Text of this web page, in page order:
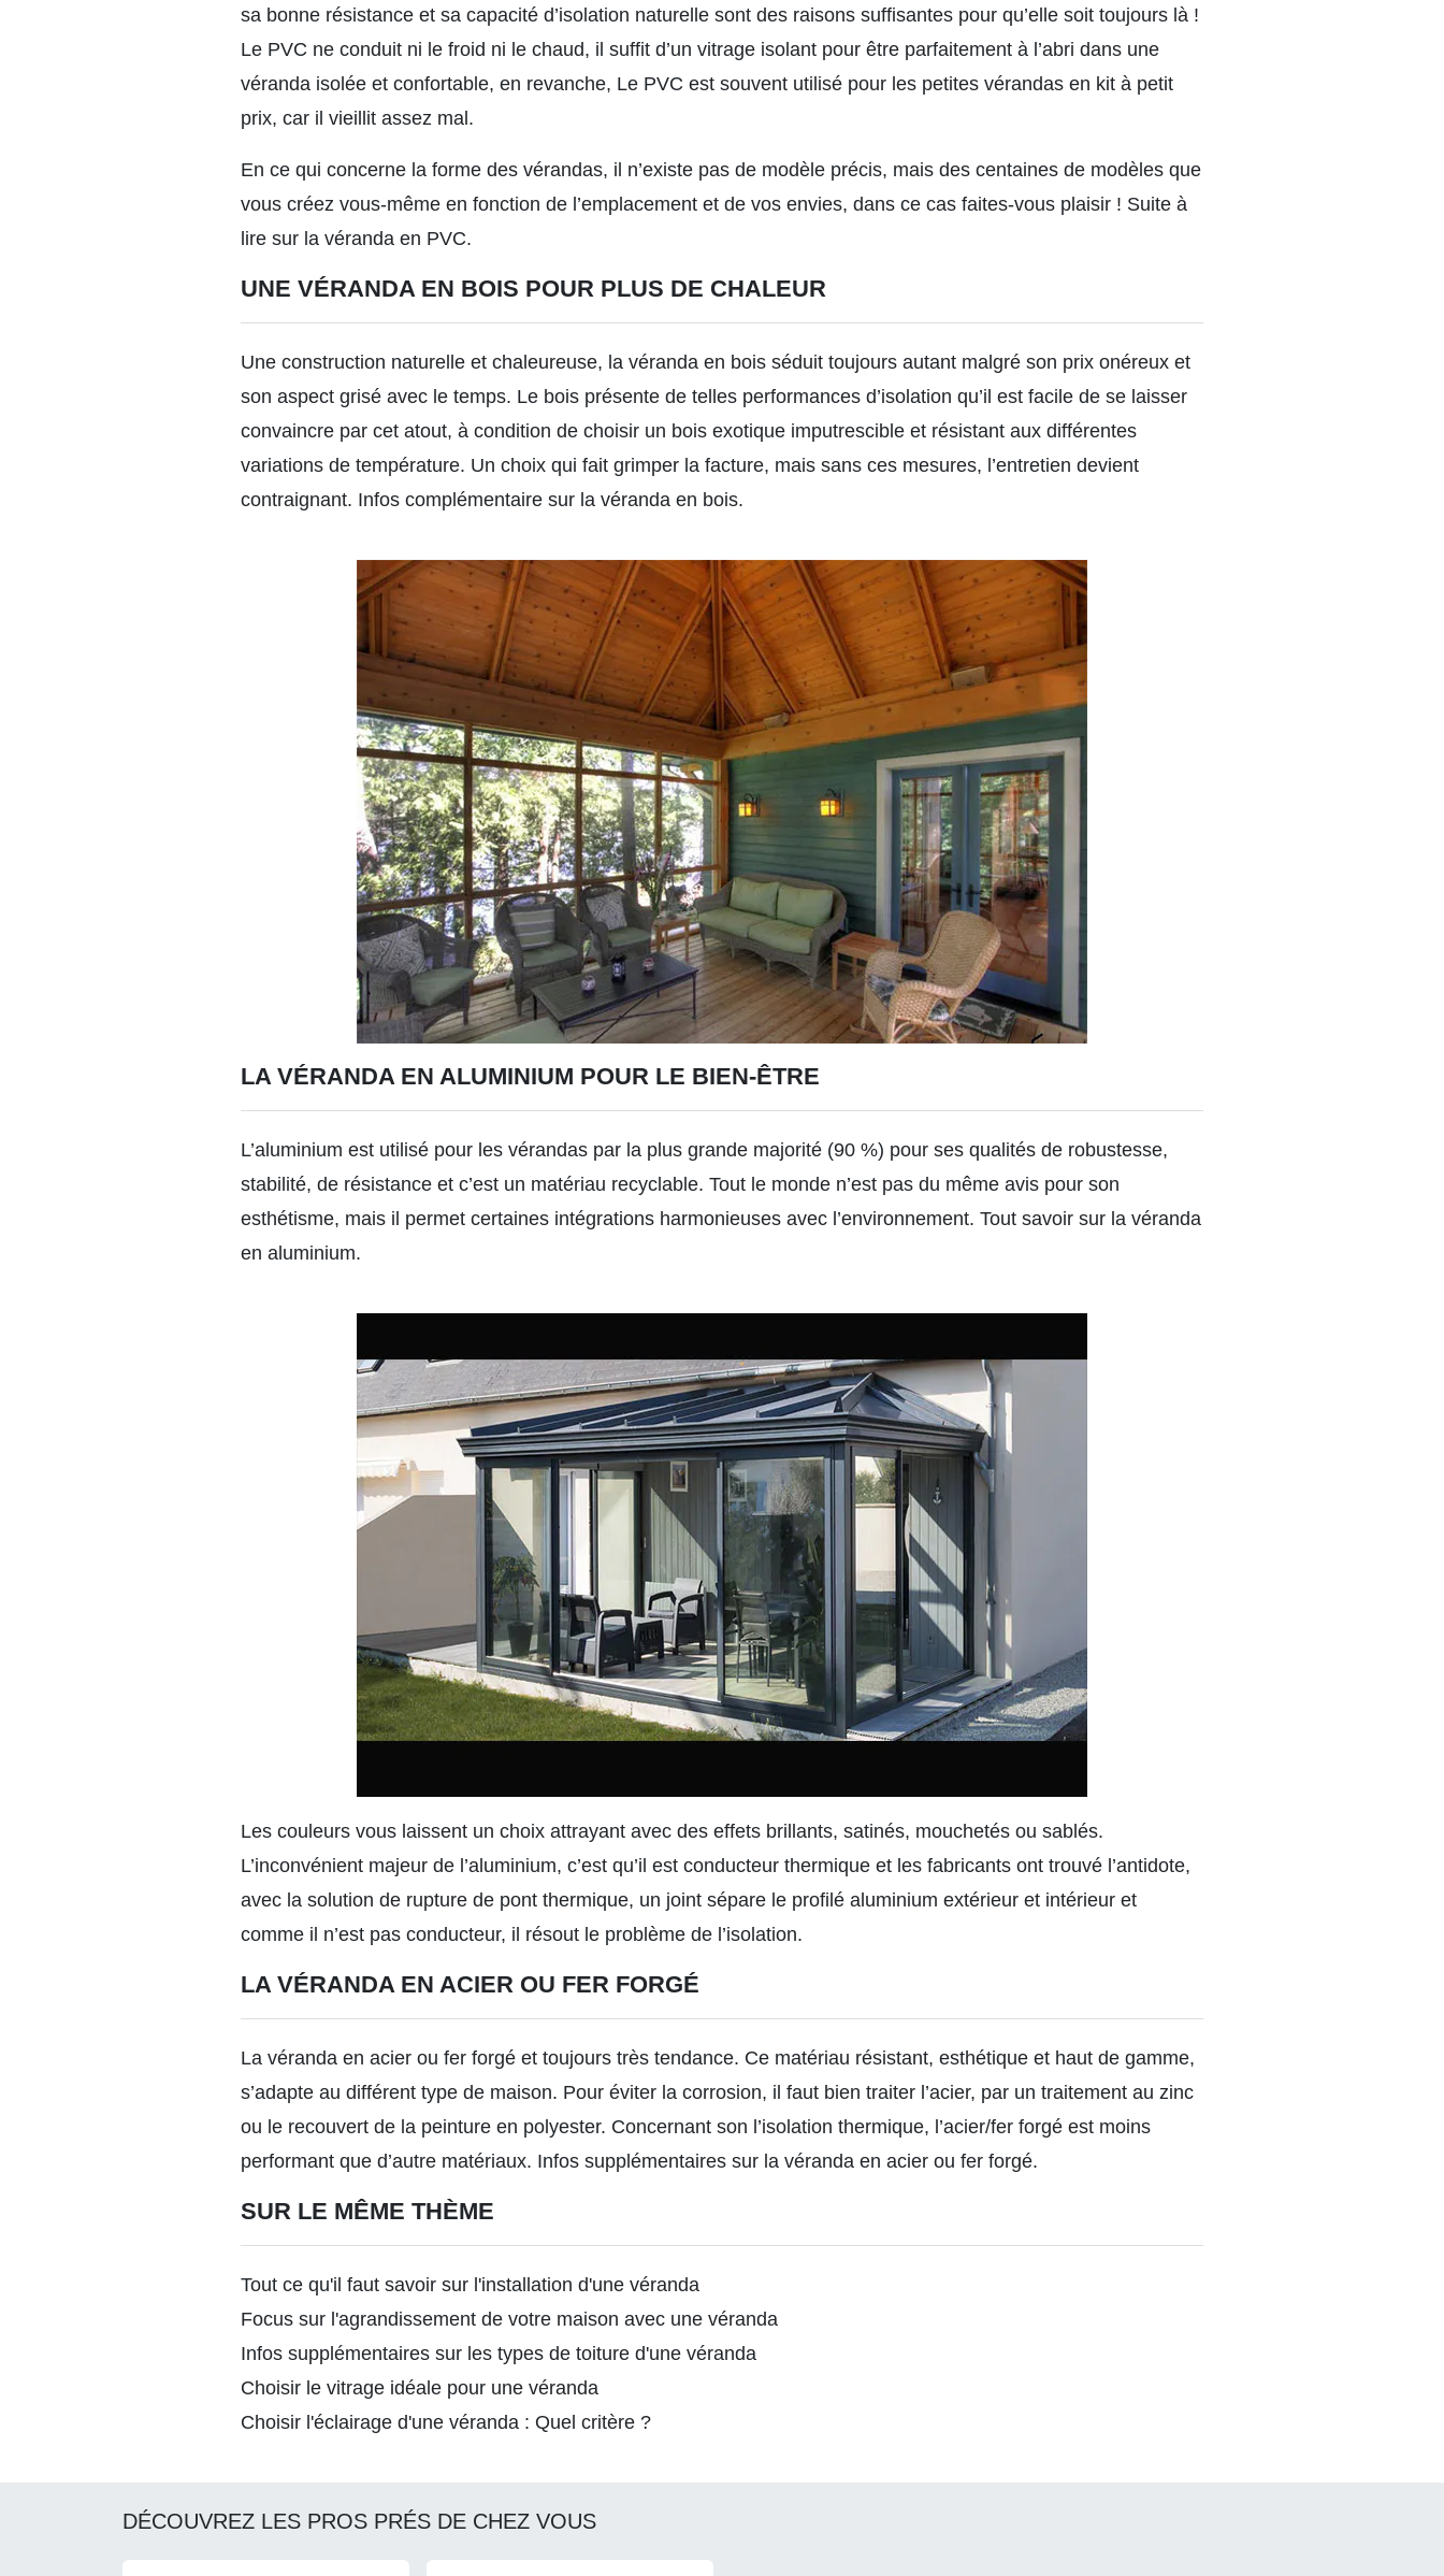
sa bonne résistance et sa capacité d’isolation naturelle sont des raisons suffisantes pour qu’elle soit toujours là !
Le PVC ne conduit ni le froid ni le chaud, il suffit d’un vitrage isolant pour être parfaitement à l’abri dans une
véranda isolée et confortable, en revanche, Le PVC est souvent utilisé pour les petites vérandas en kit à petit
prix, car il vieillit assez mal.
En ce qui concerne la forme des vérandas, il n’existe pas de modèle précis, mais des centaines de modèles que
vous créez vous-même en fonction de l’emplacement et de vos envies, dans ce cas faites-vous plaisir ! Suite à
lire sur la véranda en PVC.
UNE VÉRANDA EN BOIS POUR PLUS DE CHALEUR
Une construction naturelle et chaleureuse, la véranda en bois séduit toujours autant malgré son prix onéreux et
son aspect grisé avec le temps. Le bois présente de telles performances d’isolation qu’il est facile de se laisser
convaincre par cet atout, à condition de choisir un bois exotique imputrescible et résistant aux différentes
variations de température. Un choix qui fait grimper la facture, mais sans ces mesures, l’entretien devient
contraignant. Infos complémentaire sur la véranda en bois.
LA VÉRANDA EN ALUMINIUM POUR LE BIEN-ÊTRE
L’aluminium est utilisé pour les vérandas par la plus grande majorité (90 %) pour ses qualités de robustesse,
stabilité, de résistance et c’est un matériau recyclable. Tout le monde n’est pas du même avis pour son
esthétisme, mais il permet certaines intégrations harmonieuses avec l’environnement. Tout savoir sur la véranda
en aluminium.
Les couleurs vous laissent un choix attrayant avec des effets brillants, satinés, mouchetés ou sablés.
L’inconvénient majeur de l’aluminium, c’est qu’il est conducteur thermique et les fabricants ont trouvé l’antidote,
avec la solution de rupture de pont thermique, un joint sépare le profilé aluminium extérieur et intérieur et
comme il n’est pas conducteur, il résout le problème de l’isolation.
LA VÉRANDA EN ACIER OU FER FORGÉ
La véranda en acier ou fer forgé et toujours très tendance. Ce matériau résistant, esthétique et haut de gamme,
s’adapte au différent type de maison. Pour éviter la corrosion, il faut bien traiter l’acier, par un traitement au zinc
ou le recouvert de la peinture en polyester. Concernant son l’isolation thermique, l’acier/fer forgé est moins
performant que d’autre matériaux. Infos supplémentaires sur la véranda en acier ou fer forgé.
SUR LE MÊME THÈME
Tout ce qu'il faut savoir sur l'installation d'une véranda
Focus sur l'agrandissement de votre maison avec une véranda
Infos supplémentaires sur les types de toiture d'une véranda
Choisir le vitrage idéale pour une véranda
Choisir l'éclairage d'une véranda : Quel critère ?
DÉCOUVREZ LES PROS PRÉS DE CHEZ VOUS